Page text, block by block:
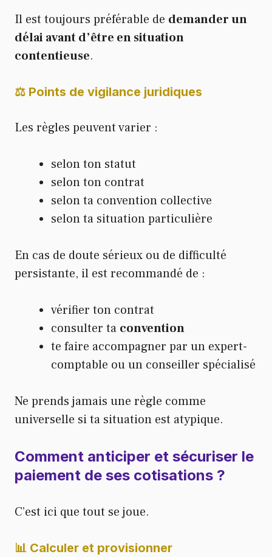
Il est toujours préférable de demander un
délai avant d’être en situation
contentieuse.
⚖️ Points de vigilance juridiques
Les règles peuvent varier :
selon ton statut
selon ton contrat
selon ta convention collective
selon ta situation particulière
En cas de doute sérieux ou de difficulté
persistante, il est recommandé de :
vérifier ton contrat
consulter ta convention
te faire accompagner par un expert-
comptable ou un conseiller spécialisé
Ne prends jamais une règle comme
universelle si ta situation est atypique.
Comment anticiper et sécuriser le
paiement de ses cotisations ?
C’est ici que tout se joue.
📊 Calculer et provisionner